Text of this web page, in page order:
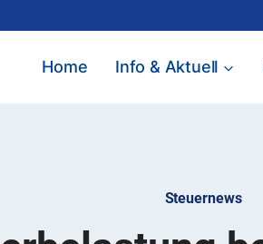
Home Info & Aktuell
Steuernews